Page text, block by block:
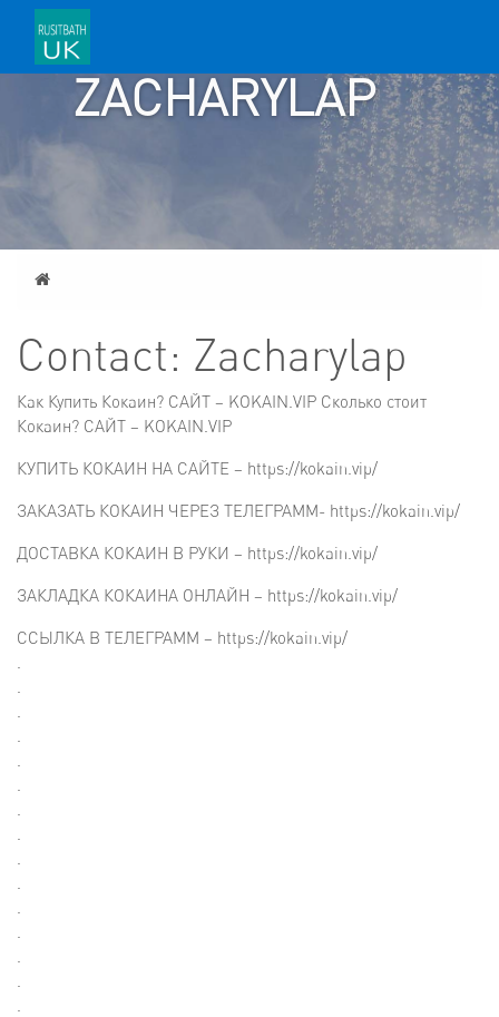
CONTACT:
ZACHARYLAP
Home
Contact: Zacharylap
Как Купить Кокаин? САЙТ – KOKAIN.VIP Сколько стоит
Кокаин? САЙТ – KOKAIN.VIP
КУПИТЬ КОКАИН НА САЙТЕ – https://kokain.vip/
ЗАКАЗАТЬ КОКАИН ЧЕРЕЗ ТЕЛЕГРАММ- https://kokain.vip/
ДОСТАВКА КОКАИН В РУКИ – https://kokain.vip/
ЗАКЛАДКА КОКАИНА ОНЛАЙН – https://kokain.vip/
ССЫЛКА В ТЕЛЕГРАММ – https://kokain.vip/
.
.
.
.
.
.
.
.
.
.
.
.
.
.
.